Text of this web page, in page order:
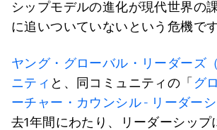
シップモデルの進化が現代世界の
に追いついていないという危機です
ヤング・グローバル・リーダーズ
ニティ と、同コミュニティの「 グ
ーチャー・カウンシル - リーダー
去1年間にわたり、リーダーシップ